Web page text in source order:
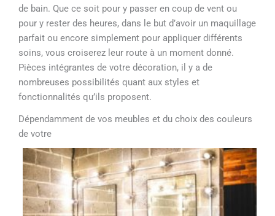
de bain. Que ce soit pour y passer en coup de vent ou
pour y rester des heures, dans le but d’avoir un maquillage
parfait ou encore simplement pour appliquer différents
soins, vous croiserez leur route à un moment donné.
Pièces intégrantes de votre décoration, il y a de
nombreuses possibilités quant aux styles et
fonctionnalités qu’ils proposent.
Dépendamment de vos meubles et du choix des couleurs
de votre